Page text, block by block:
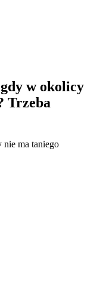
w okolicy
Trzeba